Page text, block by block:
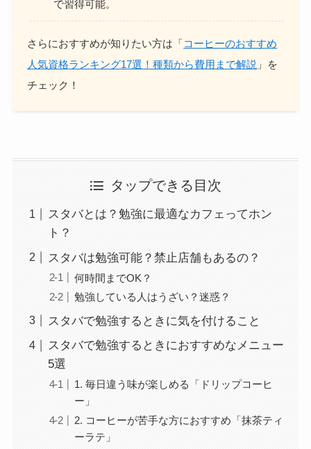
で習得可能。
さらにおすすめが知りたい方は「 コーヒーのおすすめ
人気資格ランキング17選！種類から費用まで解説 」を
チェック！
タップできる目次
スタバとは？勉強に最適なカフェってホン
ト？
スタバは勉強可能？禁止店舗もあるの？
何時間までOK？
勉強している人はうざい？迷惑？
スタバで勉強するときに気を付けること
スタバで勉強するときにおすすめなメニュー
5選
1. 毎日違う味が楽しめる「ドリップコーヒ
ー」
2. コーヒーが苦手な方におすすめ「抹茶ティ
ーラテ」